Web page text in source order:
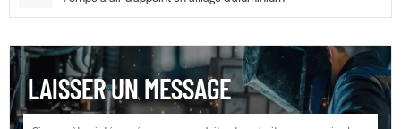
LAISSER UN MESSAGE